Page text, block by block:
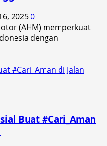
20250
(AHM) memperkuat
dengan
#Cari_Aman di Jalan
Buat #Cari_Aman